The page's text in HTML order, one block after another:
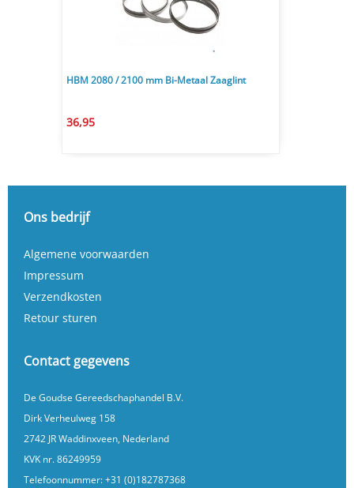
HBM 2080 / 2100 mm Bi-Metaal Zaaglint
36,95
Ons bedrijf
Algemene voorwaarden
Impressum
Verzendkosten
Retour sturen
Contact gegevens
De Goudse Gereedschaphandel B.V.
Dirk Verheulweg 158
2742 JR Waddinxveen, Nederland
KVK nr. 86249959
Telefoonnummer:+31 (0)182787368